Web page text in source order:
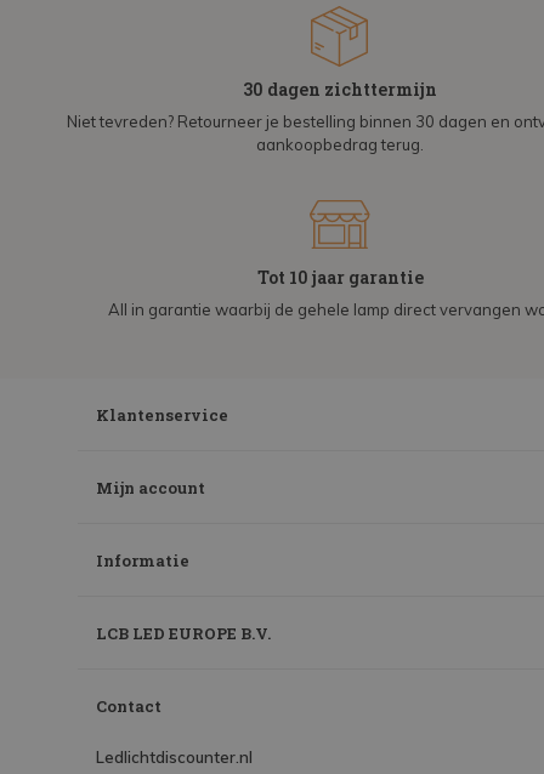
30 dagen zichttermijn
Niet tevreden? Retourneer je bestelling binnen 30 dagen en
aankoopbedrag terug.
Tot 10 jaar garantie
All in garantie waarbij de gehele lamp direct vervangen
Klantenservice
Mijn account
Informatie
LCB LED EUROPE B.V.
Contact
Ledlichtdiscounter.nl